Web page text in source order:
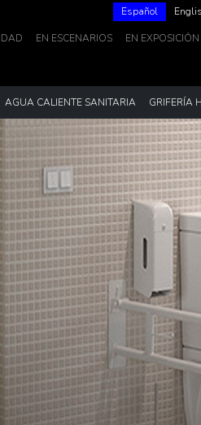
Español
EN ESCENARIOS EN EXPOSICIÓN
AGUA CALIENTE SANITARIA GRIFERÍA